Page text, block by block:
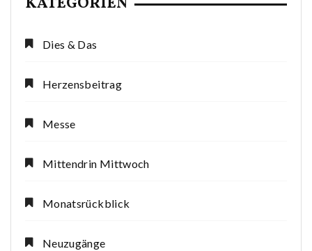
Dies & Das
Herzensbeitrag
Messe
Mittendrin Mittwoch
Monatsrückblick
Neuzugänge